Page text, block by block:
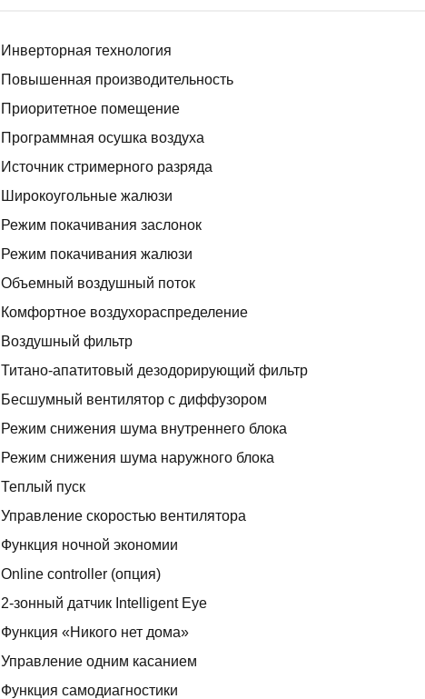
Инверторная технология
Повышенная производительность
Приоритетное помещение
Программная осушка воздуха
Источник стримерного разряда
Широкоугольные жалюзи
Режим покачивания заслонок
Режим покачивания жалюзи
Объемный воздушный поток
Комфортное воздухораспределение
Воздушный фильтр
Титано-апатитовый дезодорирующий фильтр
Бесшумный вентилятор с диффузором
Режим снижения шума внутреннего блока
Режим снижения шума наружного блока
Теплый пуск
Управление скоростью вентилятора
Функция ночной экономии
Online controller (опция)
2-зонный датчик Intelligent Eye
Функция «Никого нет дома»
Управление одним касанием
Функция самодиагностики